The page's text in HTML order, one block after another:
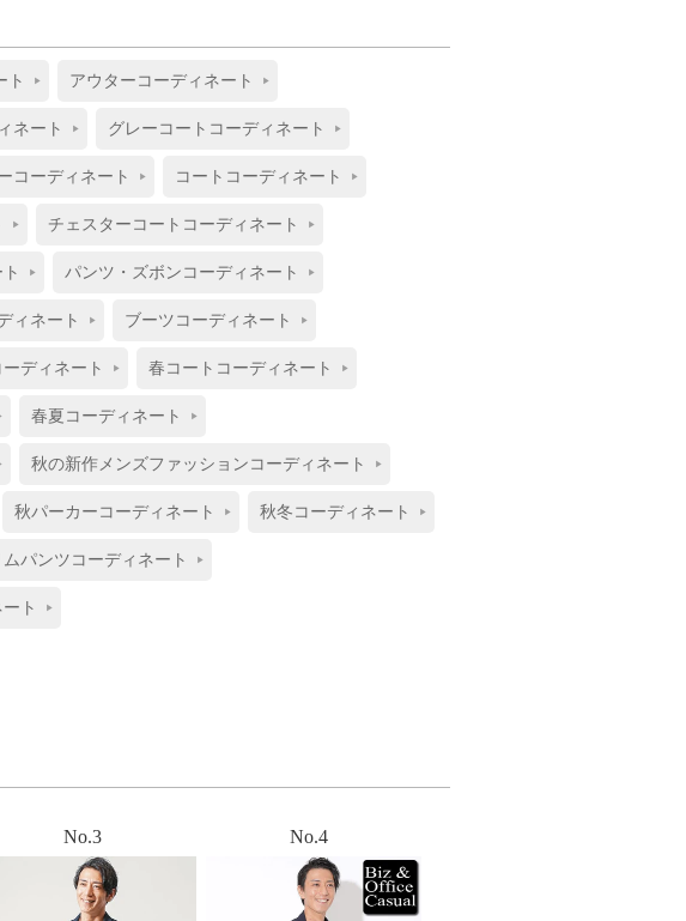
ト アウターコーディネート
ネート グレーコートコーディネート
コーディネート コートコーディネート
チェスターコートコーディネート
パンツ・ズボンコーディネート
ィネート ブーツコーディネート
ディネート 春コートコーディネート
春夏コーディネート
秋の新作メンズファッションコーディネート
秋パーカーコーディネート 秋冬コーディネート
パンツコーディネート
ト